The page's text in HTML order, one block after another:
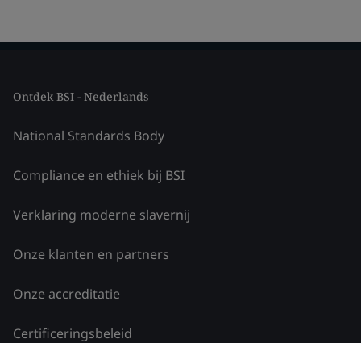
Ontdek BSI - Nederlands
National Standards Body
Compliance en ethiek bij BSI
Verklaring moderne slavernij
Onze klanten en partners
Onze accreditatie
Certificeringsbeleid